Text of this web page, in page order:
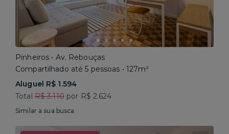
Pinheiros • Av. Rebouças
Compartilhado até 5 pessoas • 127m²
Aluguel R$ 1.594
Total R$ 3.110por R$ 2.624
Similar a sua busca